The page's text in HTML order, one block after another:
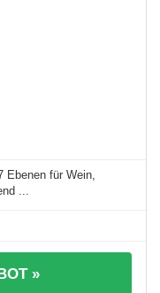
Ebenen für Wein,
...
»